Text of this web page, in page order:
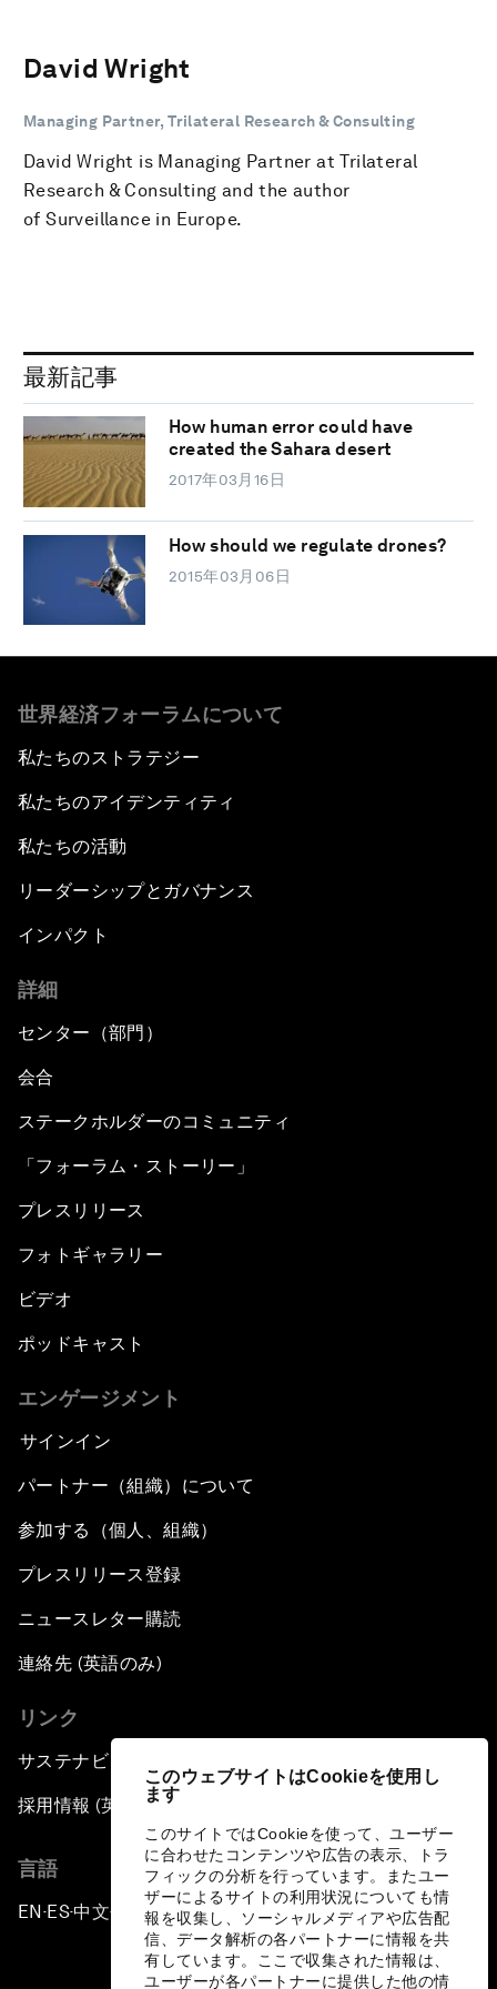
このウェブサイトはCookieを使用し
ます
このサイトではCookieを使って、ユーザー
に合わせたコンテンツや広告の表示、トラ
フィックの分析を行っています。またユー
ザーによるサイトの利用状況についても情
報を収集し、ソーシャルメディアや広告配
信、データ解析の各パートナーに情報を共
有しています。ここで収集された情報は、
ユーザーが各パートナーに提供した他の情
David Wright
Managing Partner, Trilateral Research & Consulting
David Wright is Managing Partner at Trilateral
Research & Consulting and the author
of Surveillance in Europe.
最新記事
How human error could have
created the Sahara desert
2017年03月16日
How should we regulate drones?
2015年03月06日
世界経済フォーラムについて
私たちのストラテジー
私たちのアイデンティティ
私たちの活動
リーダーシップとガバナンス
インパクト
詳細
センター（部門）
会合
ステークホルダーのコミュニティ
「フォーラム・ストーリー」
プレスリリース
フォトギャラリー
ビデオ
ポッドキャスト
エンゲージメント
サインイン
パートナー（組織）について
参加する（個人、組織）
プレスリリース登録
ニュースレター購読
連絡先 (英語のみ)
リンク
サステナビリティへの取り組み
採用情報 (英語のみ)
言語
EN ▪ES▪中文▪ 日本語